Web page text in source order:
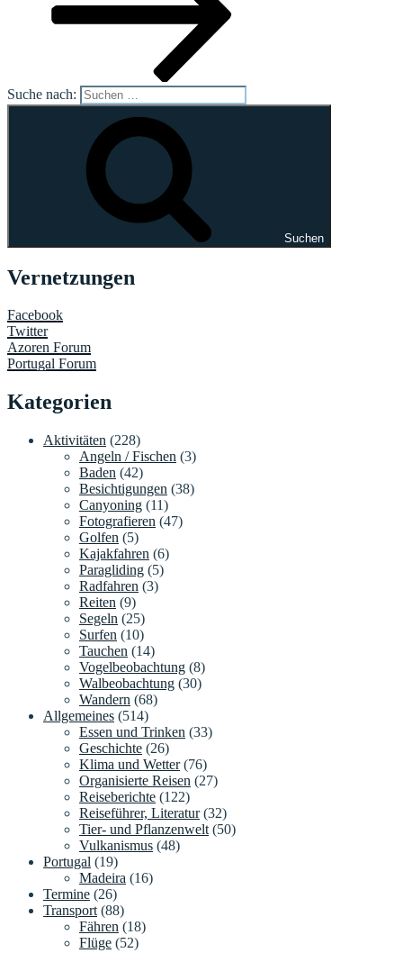
Suche nach:
Suchen
Vernetzungen
Facebook
Twitter
Azoren Forum
Portugal Forum
Kategorien
Aktivitäten (228)
Angeln / Fischen (3)
Baden (42)
Besichtigungen (38)
Canyoning (11)
Fotografieren (47)
Golfen (5)
Kajakfahren (6)
Paragliding (5)
Radfahren (3)
Reiten (9)
Segeln (25)
Surfen (10)
Tauchen (14)
Vogelbeobachtung (8)
Walbeobachtung (30)
Wandern (68)
Allgemeines (514)
Essen und Trinken (33)
Geschichte (26)
Klima und Wetter(76)
Organisierte Reisen (27)
Reiseberichte (122)
Reiseführer, Literatur(32)
Tier- und Pflanzenwelt (50)
Vulkanismus (48)
Portugal (19)
Madeira (16)
Termine (26)
Transport (88)
Fähren (18)
Flüge (52)